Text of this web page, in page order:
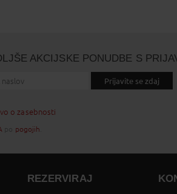
AKCIJSKE PONUDBE S
Prijavite se zdaj
o zasebnosti
pogojih
REZERVIRAJ